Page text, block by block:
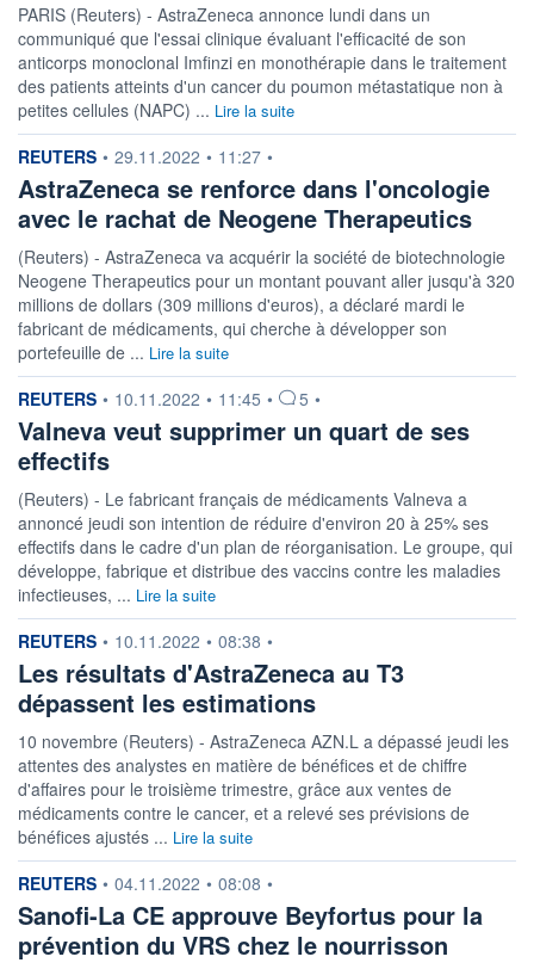
PARIS (Reuters) - AstraZeneca annonce lundi dans un
communiqué que l'essai clinique évaluant l'efficacité de son
anticorps monoclonal Imfinzi en monothérapie dans le traitement
des patients atteints d'un cancer du poumon métastatique non à
petites cellules (NAPC) ... Lire la suite
information fournie par
REUTERS • 29.11.2022 • 11:27 •
AstraZeneca se renforce dans l'oncologie
avec le rachat de Neogene Therapeutics
(Reuters) - AstraZeneca va acquérir la société de biotechnologie
Neogene Therapeutics pour un montant pouvant aller jusqu'à 320
millions de dollars (309 millions d'euros), a déclaré mardi le
fabricant de médicaments, qui cherche à développer son
portefeuille de ... Lire la suite
information fournie par
REUTERS • 10.11.2022 • 11:45 • 5 •
Valneva veut supprimer un quart de ses
effectifs
(Reuters) - Le fabricant français de médicaments Valneva a
annoncé jeudi son intention de réduire d'environ 20 à 25% ses
effectifs dans le cadre d'un plan de réorganisation. Le groupe, qui
développe, fabrique et distribue des vaccins contre les maladies
infectieuses, ... Lire la suite
information fournie par
REUTERS • 10.11.2022 • 08:38 •
Les résultats d'AstraZeneca au T3
dépassent les estimations
10 novembre (Reuters) - AstraZeneca AZN.L a dépassé jeudi les
attentes des analystes en matière de bénéfices et de chiffre
d'affaires pour le troisième trimestre, grâce aux ventes de
médicaments contre le cancer, et a relevé ses prévisions de
bénéfices ajustés ... Lire la suite
information fournie par
REUTERS • 04.11.2022 • 08:08 •
Sanofi-La CE approuve Beyfortus pour la
prévention du VRS chez le nourrisson